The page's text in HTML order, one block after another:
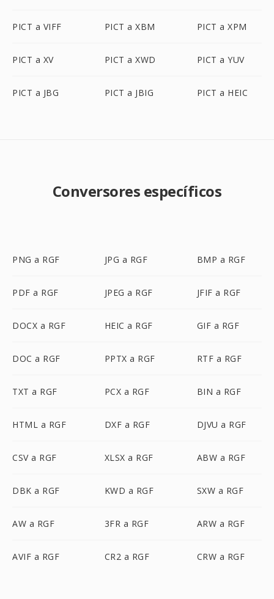
PICT a VIFF PICT a XBM PICT a XPM
PICT a XV PICT a XWD PICT a YUV
PICT a JBG PICT a JBIG PICT a HEIC
Conversores específicos
PNG a RGF JPG a RGF BMP a RGF
PDF a RGF JPEG a RGF JFIF a RGF
DOCX a RGF HEIC a RGF GIF a RGF
DOC a RGF PPTX a RGF RTF a RGF
TXT a RGF PCX a RGF BIN a RGF
HTML a RGF DXF a RGF DJVU a RGF
CSV a RGF XLSX a RGF ABW a RGF
DBK a RGF KWD a RGF SXW a RGF
AW a RGF 3FR a RGF ARW a RGF
AVIF a RGF CR2 a RGF CRW a RGF